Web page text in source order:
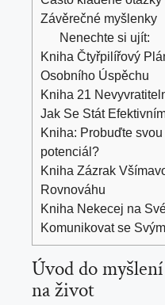
Závěrečné myšlenky
Nenechte si ujít:
Kniha Čtyřpilířový
Osobního Úspěchu
Kniha 21
Jak Se Stát
Kniha: Probuďte
potenciál?
Kniha Zázrak
Rovnováhu
Kniha Nekecej na
Komunikovat se
Úvod do
na život